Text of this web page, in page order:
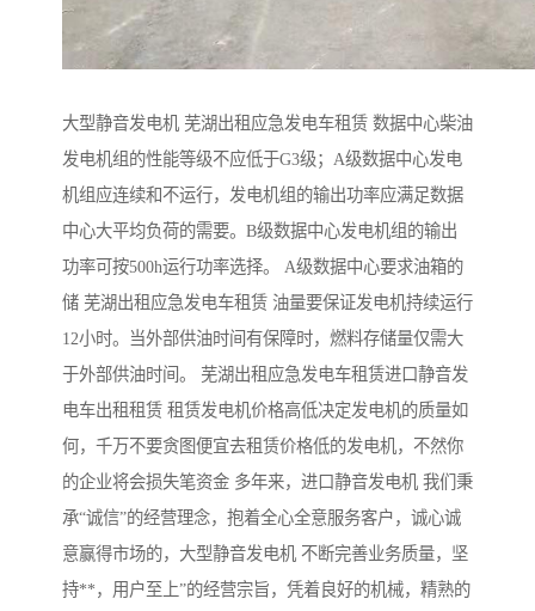
大型静音发电机 芜湖出租应急发电车租赁 数据中心柴油
发电机组的性能等级不应低于G3级；A级数据中心发电
机组应连续和不运行，发电机组的输出功率应满足数据
中心大平均负荷的需要。B级数据中心发电机组的输出
功率可按500h运行功率选择。 A级数据中心要求油箱的
储 芜湖出租应急发电车租赁 油量要保证发电机持续运行
12小时。当外部供油时间有保障时，燃料存储量仅需大
于外部供油时间。 芜湖出租应急发电车租赁进口静音发
电车出租租赁 租赁发电机价格高低决定发电机的质量如
何，千万不要贪图便宜去租赁价格低的发电机，不然你
的企业将会损失笔资金 多年来，进口静音发电机 我们秉
承“诚信”的经营理念，抱着全心全意服务客户，诚心诚
意赢得市场的，大型静音发电机 不断完善业务质量，坚
持**，用户至上”的经营宗旨，凭着良好的机械，精熟的